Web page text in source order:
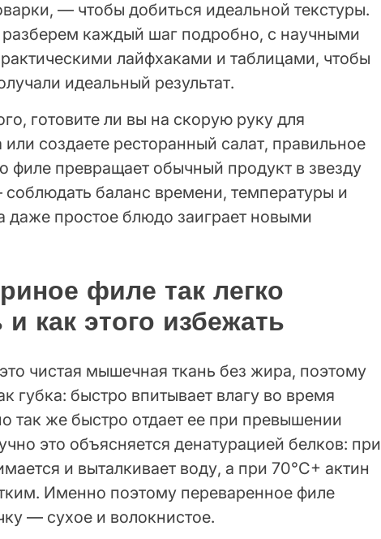
— чтобы добиться идеальной текстуры.
разберем каждый шаг подробно, с научными
лайфхаками и таблицами, чтобы
идеальный результат.
готовите ли вы на скорую руку для
создаете ресторанный салат, правильное
филе превращает обычный продукт в звезду
соблюдать баланс времени, температуры и
даже простое блюдо заиграет новыми
филе так легко
как этого избежать
чистая мышечная ткань без жира, поэтому
губка: быстро впитывает влагу во время
так же быстро отдает ее при превышении
это объясняется денатурацией белков: при
и выталкивает воду, а при 70°C+ актин
Именно поэтому переваренное филе
— сухое и волокнистое.